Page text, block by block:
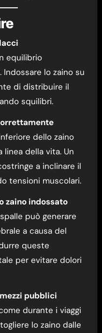
equilibrio
lo zaino su
di distribuire il
squilibri.
dello zaino
della vita. Un
a inclinare il
tensioni muscolari.
zaino indossato
può generare
a causa del
queste
per evitare dolori
pubblici
durante i viaggi
lo zaino dalle